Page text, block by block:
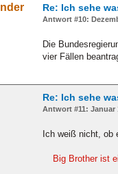
Re: Ich sehe
Antwort #10:
Die
vier Fällen
Re: Ich sehe
Antwort #11: Januar
Ich weiß nicht, ob
Big Brother ist